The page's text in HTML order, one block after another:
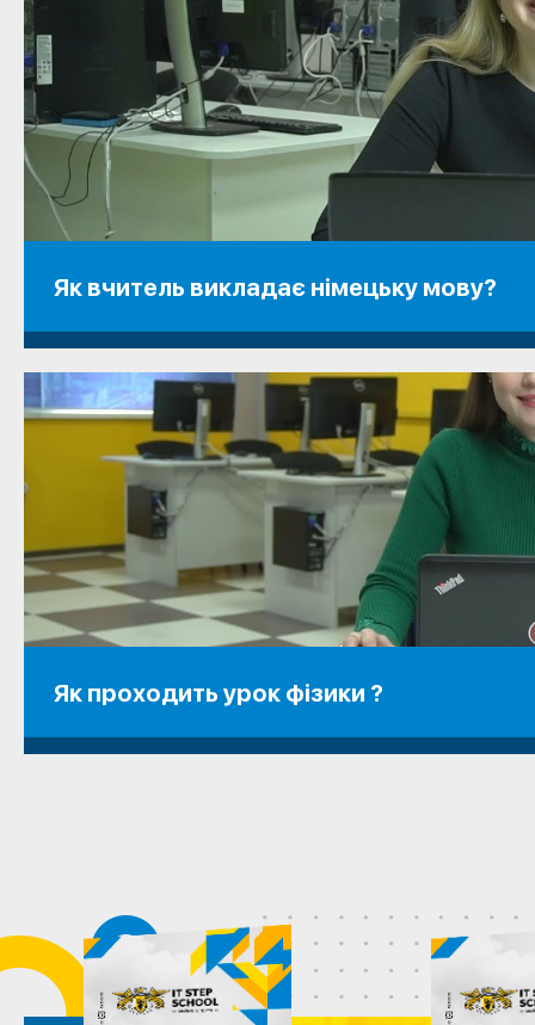
Як вчитель викладає німецьку мову?
Як проходить урок фізики ?